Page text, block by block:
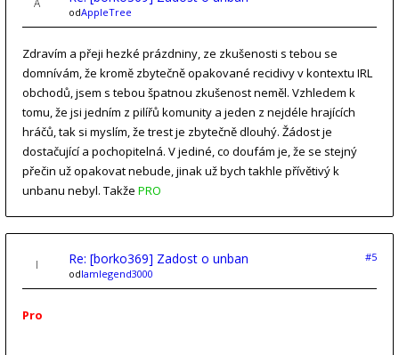
odAppleTree
Zdravím a přeji hezké prázdniny, ze zkušenosti s tebou se
domnívám, že kromě zbytečně opakované recidivy v kontextu IRL
obchodů, jsem s tebou špatnou zkušenost neměl. Vzhledem k
tomu, že jsi jedním z pilířů komunity a jeden z nejdéle hrajících
hráčů, tak si myslím, že trest je zbytečně dlouhý. Žádost je
dostačující a pochopitelná. V jediné, co doufám je, že se stejný
přečin už opakovat nebude, jinak už bych takhle přívětivý k
unbanu nebyl. Takže PRO
Re: [borko369] Zadost o unban
#5
odIamlegend3000
Pro